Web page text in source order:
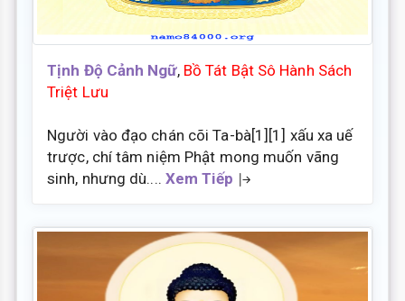
Tịnh Độ Cảnh Ngữ, Bồ Tát Bật Sô Hành Sách
Triệt Lưu
Người vào đạo chán cõi Ta-bà[1][1] xấu xa uế
trược, chí tâm niệm Phật mong muốn vãng
sinh, nhưng dù.... Xem Tiếp